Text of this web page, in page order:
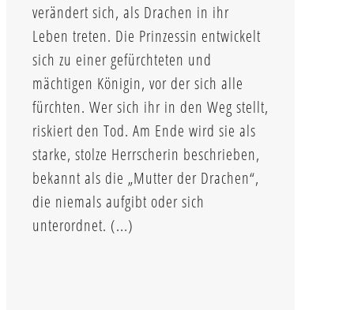
verändert sich, als Drachen in ihr
Leben treten. Die Prinzessin entwickelt
sich zu einer gefürchteten und
mächtigen Königin, vor der sich alle
fürchten. Wer sich ihr in den Weg stellt,
riskiert den Tod. Am Ende wird sie als
starke, stolze Herrscherin beschrieben,
bekannt als die „Mutter der Drachen“,
die niemals aufgibt oder sich
unterordnet. (...)